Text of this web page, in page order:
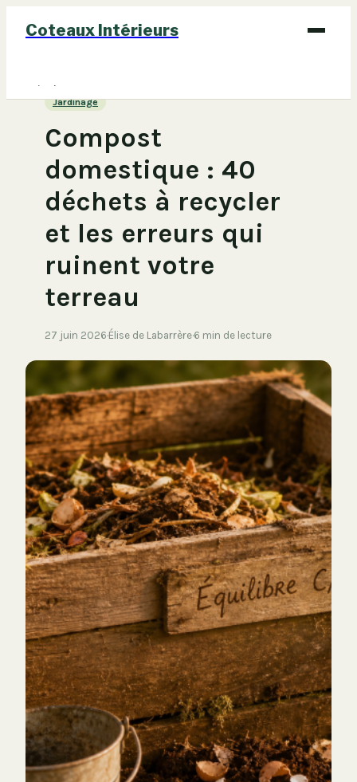
Coteaux Intérieurs
Bricolage
Jardinage
Compost
domestique : 40
déchets à recycler
et les erreurs qui
ruinent votre
terreau
27 juin 2026·Élise de Labarrère·6 min de lecture